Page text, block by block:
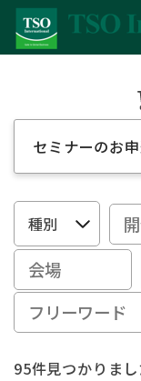
セミナーのお
95件見つかりまし